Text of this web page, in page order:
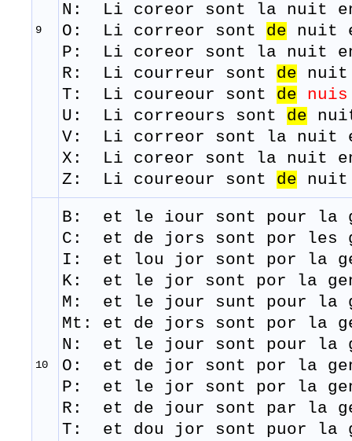
9
N: Li coreor sont la nuit
​O: Li correor sont de nuit
​P: Li coreor sont la nuit
R: Li courreur sont de nuit
T: Li coureour sont de nuis
U: Li correours sont de
​V: Li correor sont la nuit
X: Li coreor sont la nuit
Z: Li coureour sont de nuit
10
B: et le iour sont pour la
C: et de jors sont por les
I: et lou jor sont por la
K: et le jor sont por la
M: et le j our sunt pour la
Mt: et de jors sont por la
N: et le jour sont pour la
O: et de jor sont por la
P: et le jor sont por la
R: et de j our sont par la
T: et dou j or sont puor la